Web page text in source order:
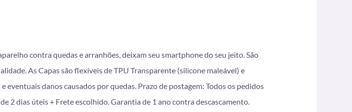
contra quedas e arranhões, deixam seu smartphone do seu jeito. São
As Capas são flexíveis de TPU Transparente (silicone maleável) e
danos causados por quedas. Prazo de postagem: Todos os pedidos
2 dias úteis + Frete escolhido. Garantia de 1 ano contra descascamento.